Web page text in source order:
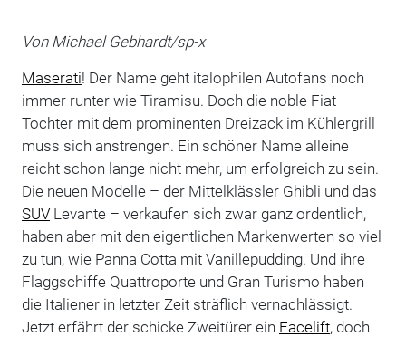
Von Michael Gebhardt/sp-x
Maserati! Der Name geht italophilen Autofans noch
immer runter wie Tiramisu. Doch die noble Fiat-
Tochter mit dem prominenten Dreizack im Kühlergrill
muss sich anstrengen. Ein schöner Name alleine
reicht schon lange nicht mehr, um erfolgreich zu sein.
Die neuen Modelle – der Mittelklässler Ghibli und das
SUVLevante – verkaufen sich zwar ganz ordentlich,
haben aber mit den eigentlichen Markenwerten so viel
zu tun, wie Panna Cotta mit Vanillepudding. Und ihre
Flaggschiffe Quattroporte und Gran Turismo haben
die Italiener in letzter Zeit sträflich vernachlässigt.
Jetzt erfährt der schicke Zweitürer ein Facelift, doch